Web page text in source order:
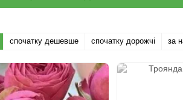
спочатку дешевше спочатку дорожчі за